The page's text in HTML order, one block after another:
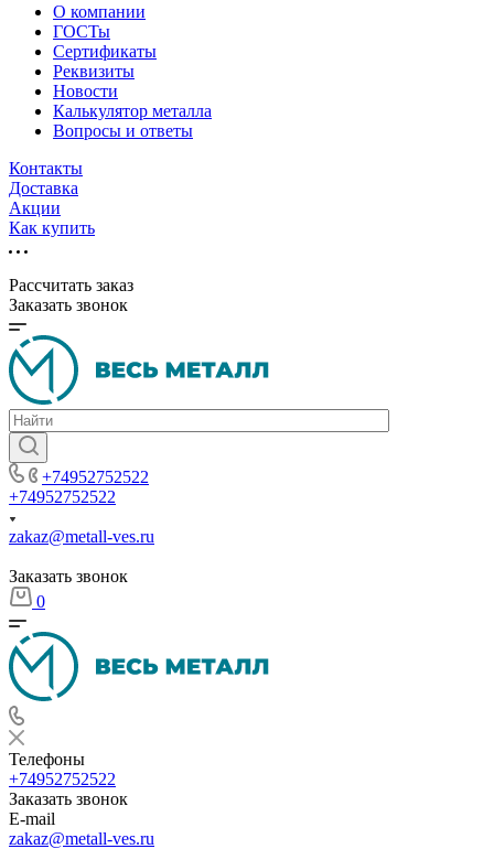
О компании
ГОСТы
Сертификаты
Реквизиты
Новости
Калькулятор металла
Вопросы и ответы
Контакты
Доставка
Акции
Как купить
Рассчитать заказ
Заказать звонок
+74952752522
+74952752522
zakaz@metall-ves.ru
Заказать звонок
0
Телефоны
+74952752522
Заказать звонок
E-mail
zakaz@metall-ves.ru